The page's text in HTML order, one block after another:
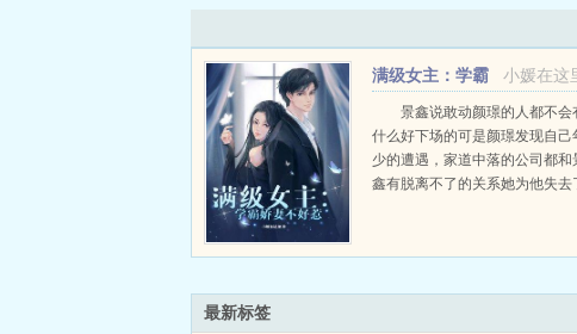
小媛在这
满级女主：学霸
娇妻不好惹
景鑫说敢动颜璟的人都不会
什么好下场的可是颜璟发现自己
少的遭遇，家道中落的公司都和
鑫有脱离不了的关系她为他失去
背后之人终将付出代价，却又迎
最新标签